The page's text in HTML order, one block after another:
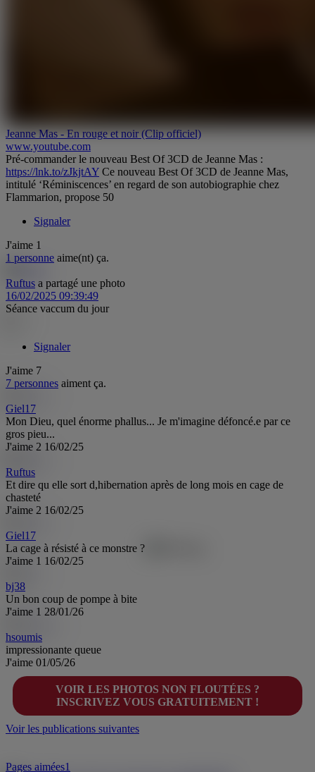
Jeanne Mas - En rouge et noir (Clip officiel)
www.youtube.com
Pré-commander le nouveau Best Of 3CD de Jeanne Mas :
https://lnk.to/zJkjtAY Ce nouveau Best Of 3CD de Jeanne Mas,
intitulé ‘Réminiscences’ en regard de son autobiographie chez
Flammarion, propose 50
Signaler
J'aime 1
1 personne aime(nt) ça.
Ruftus a partagé une photo
16/02/2025 09:39:49
Séance vaccum du jour
Signaler
J'aime 7
7 personnes aiment ça.
Giel17
Mon Dieu, quel énorme phallus... Je m'imagine défoncé.e par ce
gros pieu...
J'aime 2 16/02/25
Ruftus
Et dire qu elle sort d,hibernation après de long mois en cage de
chasteté
J'aime 2 16/02/25
Giel17
La cage à résisté à ce monstre ?
J'aime 1 16/02/25
bj38
Un bon coup de pompe à bite
J'aime 1 28/01/26
hsoumis
impressionante queue
J'aime 01/05/26
VOIR LES PHOTOS NON FLOUTÉES ?
INSCRIVEZ VOUS GRATUITEMENT !
Voir les publications suivantes
Pages aimées1